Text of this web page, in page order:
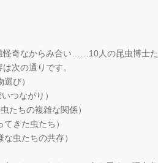
怪奇なからみ合い……10人の昆虫博士た
次の通りです。
び）
つながり）
たちの複雑な関係）
きた虫たち）
虫たちの共存）